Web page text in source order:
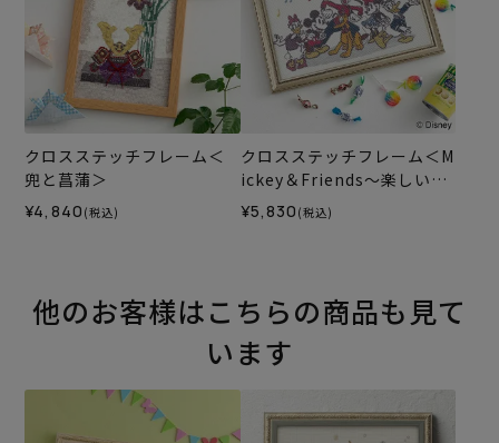
クロスステッチフレーム＜
兜と菖蒲＞
¥4,840 (税込)
クロスステッチフレーム＜M
ickey＆Friends～楽しい一
日～＞
¥5,830 (税込)
他のお客様はこちらの商品も見て
います